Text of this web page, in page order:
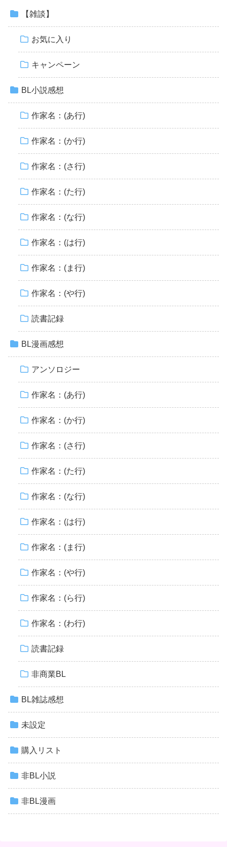
【雑談】
お気に入り
キャンペーン
BL小説感想
作家名：(あ行)
作家名：(か行)
作家名：(さ行)
作家名：(た行)
作家名：(な行)
作家名：(は行)
作家名：(ま行)
作家名：(や行)
読書記録
BL漫画感想
アンソロジー
作家名：(あ行)
作家名：(か行)
作家名：(さ行)
作家名：(た行)
作家名：(な行)
作家名：(は行)
作家名：(ま行)
作家名：(や行)
作家名：(ら行)
作家名：(わ行)
読書記録
非商業BL
BL雑誌感想
未設定
購入リスト
非BL小説
非BL漫画